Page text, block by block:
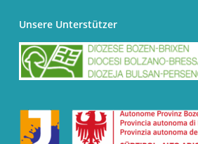
Unsere Unterstützer